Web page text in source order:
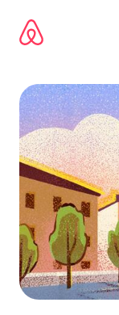
Inhalten
springen